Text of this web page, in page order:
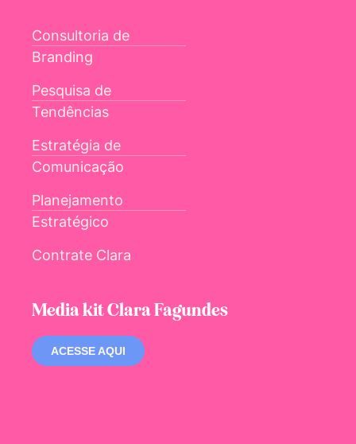
Consultoria de
Branding
Pesquisa de
Tendências
Estratégia de
Comunicação
Planejamento
Estratégico
Contrate Clara
Media kit Clara Fagundes
ACESSE AQUI